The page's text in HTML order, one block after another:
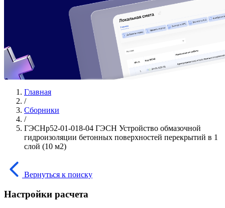
Главная
/
Сборники
/
ГЭСНр52-01-018-04 ГЭСН Устройство обмазочной
гидроизоляции бетонных поверхностей перекрытий в 1
слой (10 м2)
Вернуться к поиску
Настройки расчета